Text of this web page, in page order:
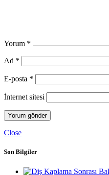
Yorum *
Ad *
E-posta *
İnternet sitesi
Close
Son Bilgiler